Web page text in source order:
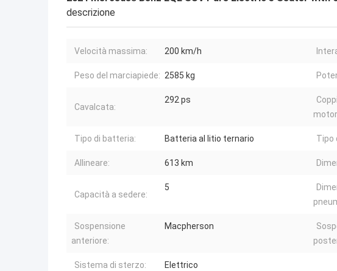
descrizione
Velocità massima: 200 km/h
Peso del marciapiede: 2585 ​​kg
Cavalcata:
292 ps
Tipo di batteria: Batteria al litio ternario Tipo
Allineare: 613 km
Capacità a sedere:
5
Sospensione
anteriore:
Macpherson
Sistema di sterzo: Elettrico